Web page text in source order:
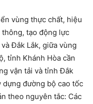
vùng thực chất, hiệu
tạo động lực
Đắk Lắk, giữa vùng
tỉnh Khánh Hòa cần
vận tải và tỉnh Đắk
dựng đường bộ cao tốc
theo nguyên tắc: Các